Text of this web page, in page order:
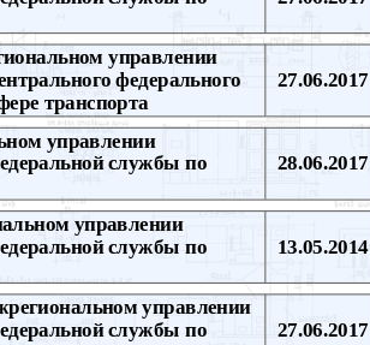
управлении
федерального
транспорта
27.06.2017
управлении
службы по
28.06.2017
управлении
службы по
13.05.2014
управлении
службы по
27.06.2017